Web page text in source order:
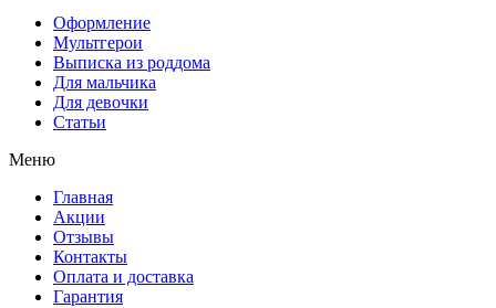
Оформление
Мультгерои
Выписка из роддома
Для мальчика
Для девочки
Статьи
Меню
Главная
Акции
Отзывы
Контакты
Оплата и доставка
Гарантия